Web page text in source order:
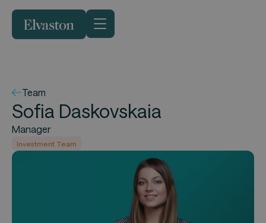
Team
Sofia Daskovskaia
Manager
Investment Team